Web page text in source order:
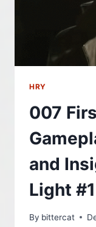
–
HRY
007
and
Light #1
By bittercat